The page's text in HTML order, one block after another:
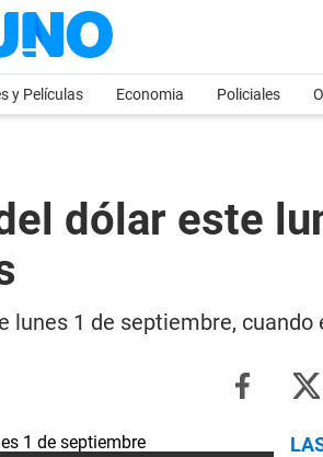
y Películas Economia Policiales
dólar este
1 de septiembre,